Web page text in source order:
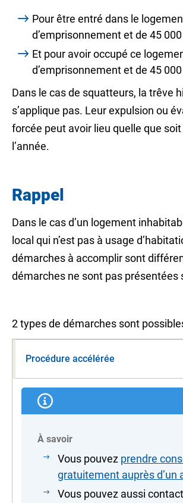
Pour être entré dans le
d’emprisonnement et de 45
Et pour avoir occupé ce
d’emprisonnement et de 45
Dans le cas de squatteurs, la trêve
s’applique pas. Leur expulsion ou
forcée peut avoir lieu quelle que
l’année.
Rappel
Dans le cas d’un logement
local qui n’est pas à usage
démarches à accomplir sont
démarches ne sont pas présentées
2 types de démarches sont
Procédure accélérée
À savoir
Vous pouvez prendre
gratuitement auprès d’un
Vous pouvez aussi